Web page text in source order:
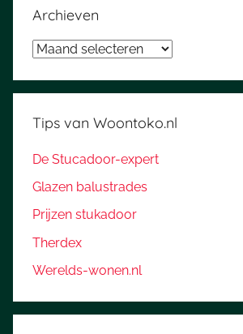
Archieven
Archieven
Tips van Woontoko.nl
De Stucadoor-expert
Glazen balustrades
Prijzen stukadoor
Therdex
Werelds-wonen.nl